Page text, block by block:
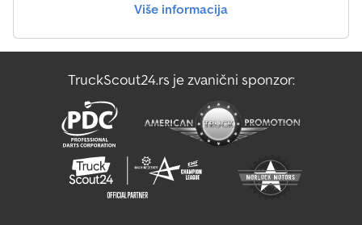
volan * Električni podizači stakala * Centralno zaključavanje sa
osovina: 318/80 R22.5 * 2. osovina: 315/80 R22.5 Ostale dimenzije i
Rezervoar za gorivo: 200 l * AdBlue rezervoar: 20 l *
Međuosovinsko rastojanje: 3.750 mm Dodatna oprema * bivše
vozilo iz najma ----Hidraulični priključci pozadi za kip prikolicu
Lokacija vozila: 01471 Radeburg. Zadržavamo pravo na greške i
Više informacija
TruckScout24.rs je zvanični sponzor: